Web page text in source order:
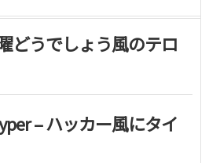
どうでしょう風のテロ
– ハッカー風にタイ